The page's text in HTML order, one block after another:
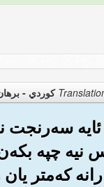
كوردي -
ئایه سه‌رنجت
نیه چپه بکه‌ن
که‌متر